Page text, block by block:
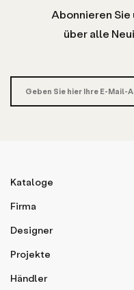
Abonnieren
über alle
Kataloge
Firma
Designer
Projekte
Händler